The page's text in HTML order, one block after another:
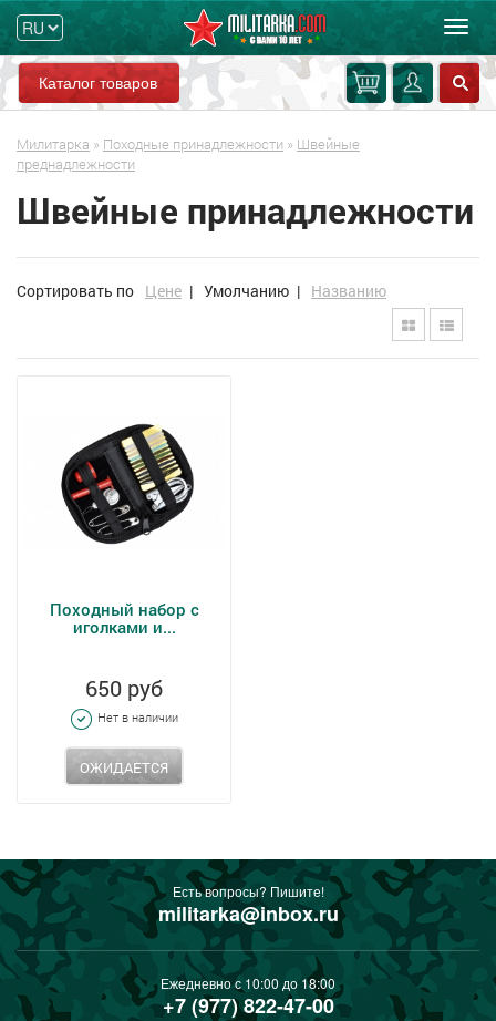
Каталог товаров
Милитарка » Походные принадлежности » Швейные
преднадлежности
Швейные принадлежности
Сортировать по Цене | Умолчанию | Названию
Походный набор с
иголками и...
650 руб
Нет в наличии
ОЖИДАЕТСЯ
Есть вопросы? Пишите!
militarka@inbox.ru
Ежедневно с 10:00 до 18:00
+7 (977) 822-47-00